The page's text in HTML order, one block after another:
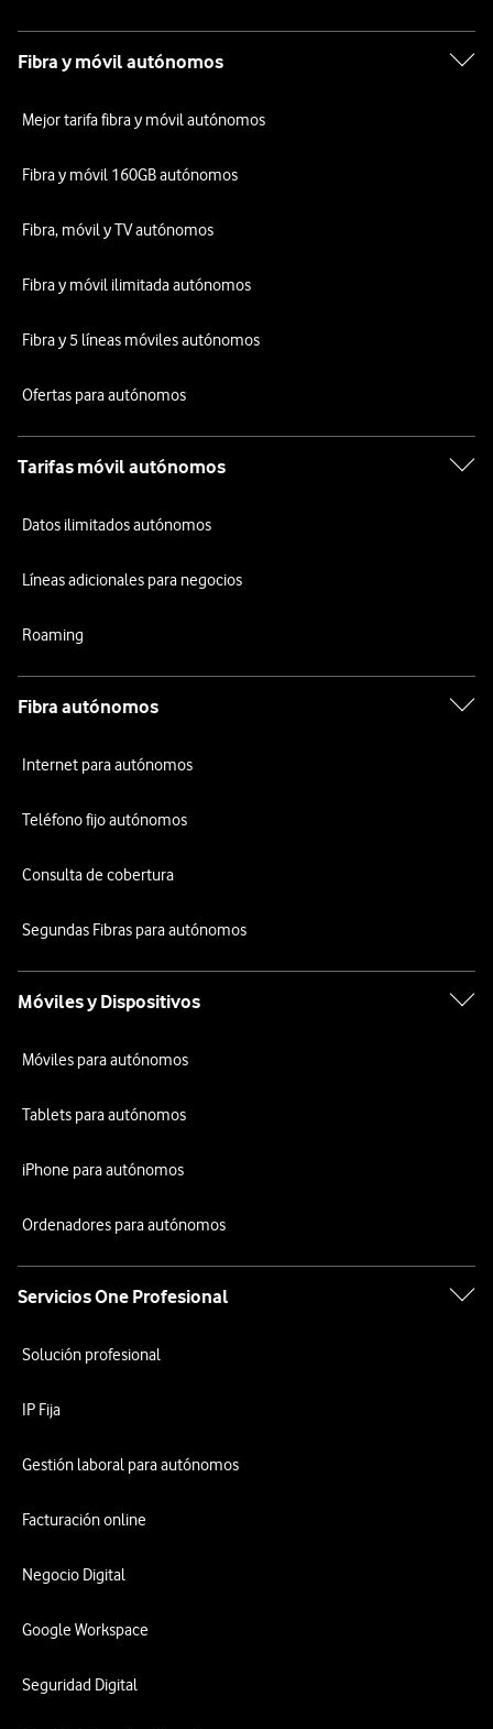
Fibra y móvil autónomos
Mejor tarifa fibra y móvil autónomos
Fibra y móvil 160GB autónomos
Fibra, móvil y TV autónomos
Fibra y móvil ilimitada autónomos
Fibra y 5 líneas móviles autónomos
Ofertas para autónomos
Tarifas móvil autónomos
Datos ilimitados autónomos
Líneas adicionales para negocios
Roaming
Fibra autónomos
Internet para autónomos
Teléfono fijo autónomos
Consulta de cobertura
Segundas Fibras para autónomos
Móviles y Dispositivos
Móviles para autónomos
Tablets para autónomos
iPhone para autónomos
Ordenadores para autónomos
Servicios One Profesional
Solución profesional
IP Fija
Gestión laboral para autónomos
Facturación online
Negocio Digital
Google Workspace
Seguridad Digital